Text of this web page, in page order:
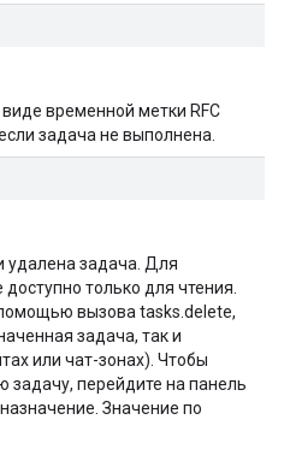
временной метки RFC
задача не выполнена.
удалена задача. Для
только для чтения.
вызова tasks.delete,
задача, так и
или чат-зонах). Чтобы
задачу, перейдите на панель
Значение по